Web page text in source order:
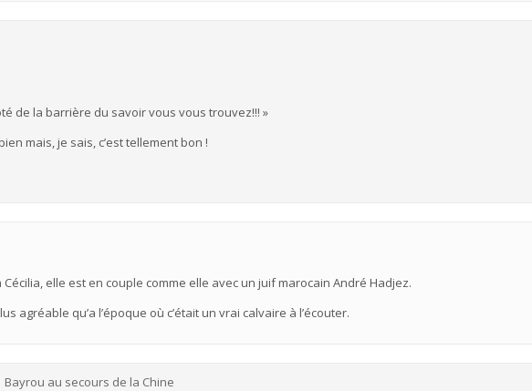
de la barrière du savoir vous vous trouvez!!! »
mais, je sais, c’est tellement bon !
Cécilia, elle est en couple comme elle avec un juif marocain André Hadjez.
agréable qu’a l’époque où c’était un vrai calvaire à l’écouter.
au secours de la Chine